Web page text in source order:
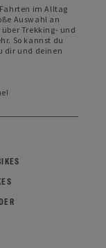
im Alltag
Auswahl an
Trekking- und
So kannst du
dir und deinen